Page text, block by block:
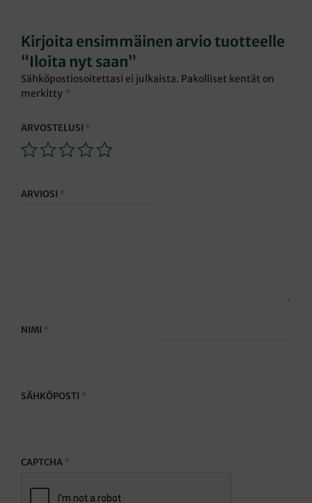
Kirjoita ensimmäinen arvio tuotteelle
“Iloita nyt saan”
Sähköpostiosoitettasi ei julkaista. Pakolliset kentät on
merkitty *
ARVOSTELUSI *
ARVIOSI *
NIMI *
SÄHKÖPOSTI *
CAPTCHA *